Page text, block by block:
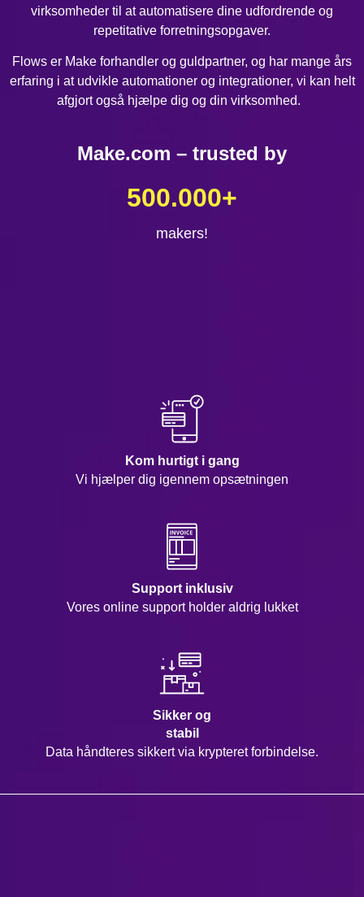
virksomheder til at automatisere dine udfordrende og
repetitative forretningsopgaver.
Flows er Make forhandler og guldpartner, og har mange års
erfaring i at udvikle automationer og integrationer, vi kan helt
afgjort også hjælpe dig og din virksomhed.
Make.com – trusted by
makers!
500.000+
Kom hurtigt i gang
Vi hjælper dig igennem opsætningen
Support inklusiv
Vores online support holder aldrig lukket
Sikker og
stabil
Data håndteres sikkert via krypteret forbindelse.